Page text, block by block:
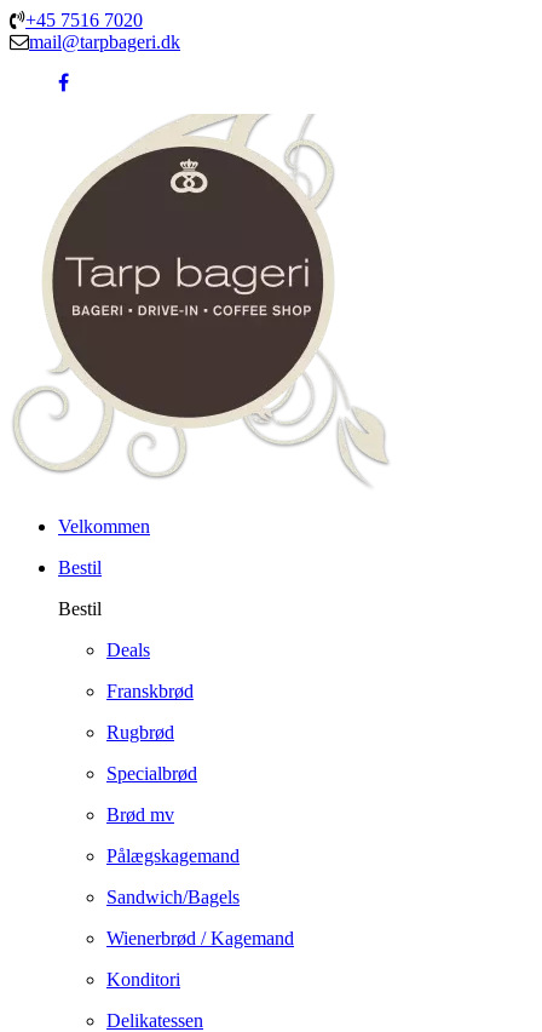
+45 7516 7020
mail@tarpbageri.dk
Velkommen
Bestil
Bestil
Deals
Franskbrød
Rugbrød
Specialbrød
Brød mv
Pålægskagemand
Sandwich/Bagels
Wienerbrød / Kagemand
Konditori
Delikatessen